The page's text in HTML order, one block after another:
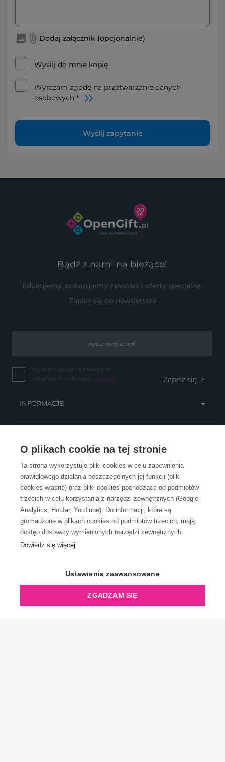
O plikach cookie na tej stronie
Ta strona wykorzystuje pliki cookies w celu zapewnienia
prawidłowego działania poszczególnych jej funkcji (pliki
cookies własne) oraz pliki cookies pochodzące od podmiotów
trzecich w celu korzystania z narzędzi zewnętrznych (Google
Analytics, HotJar, YouTube). Do informacji, które są
gromadzone w plikach cookies od podmiotów trzecich, mają
dostęp dostawcy wymienionych narzędzi zewnętrznych.
Dowiedz się więcej
Ustawienia zaawansowane
ZGADZAM SIĘ
Dodaj załącznik (opcjonalnie)
Wyślij do mnie kopię
Wyrażam zgodę na przetwarzanie danych
osobowych *
Wyślij zapytanie
Bądź z nami na bieżąco!
Edukujemy, pokazujemy nowości i oferty specjalne.
Zapisz się do newslettera
Wyrażam zgodę na przesyłanie
informacji handlowych... (więcej)
INFORMACJE
OBSŁUGA KLIENTA
KONTAKT
OpenGift jest częścią ReflectGroup.